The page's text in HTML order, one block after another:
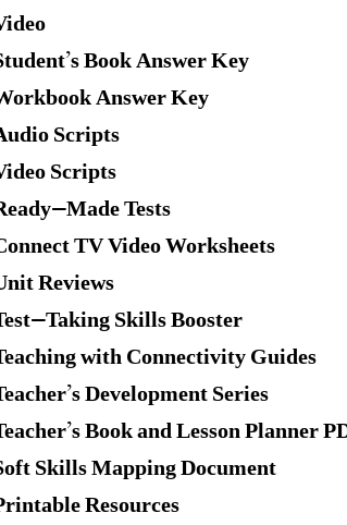
Book Answer Key
Answer Key
Scripts
Scripts
Made Tests
TV Video Worksheets
Reviews
Taking Skills Booster
with Connectivity Guides
Development Series
Book and Lesson Planner
Skills Mapping Document
Resources